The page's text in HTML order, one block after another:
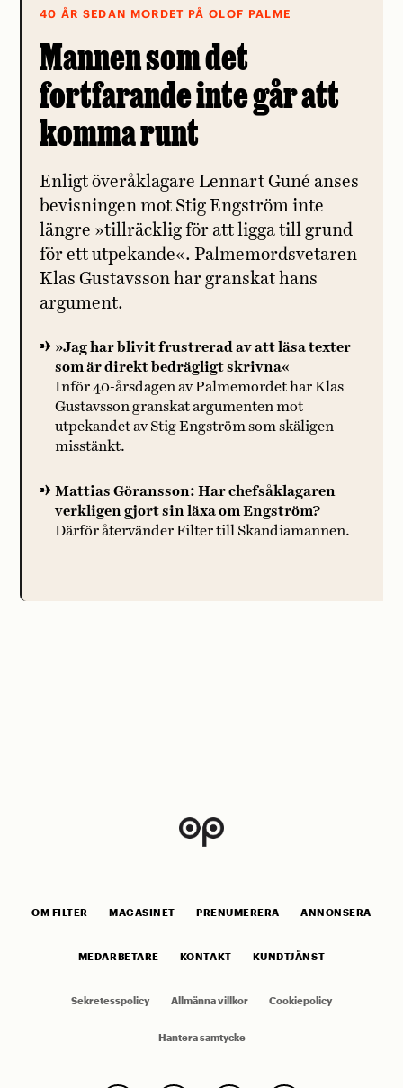
40 ÅR SEDAN MORDET PÅ OLOF PALME
Mannen som det
fortfarande inte går att
komma runt
Enligt överåklagare Lennart Guné anses
bevisningen mot Stig Engström inte
längre »tillräcklig för att ligga till grund
för ett utpekande«. Palmemordsvetaren
Klas Gustavsson har granskat hans
argument.
»Jag har blivit frustrerad av att läsa texter
som är direkt bedrägligt skrivna«
Inför 40-årsdagen av Palmemordet har Klas
Gustavsson granskat argumenten mot
utpekandet av Stig Engström som skäligen
misstänkt.
Mattias Göransson: Har chefsåklagaren
verkligen gjort sin läxa om Engström?
Därför återvänder Filter till Skandiamannen.
OM FILTER MAGASINET PRENUMERERA ANNONSERA
MEDARBETARE KONTAKT KUNDTJÄNST
Sekretesspolicy Allmänna villkor Cookiepolicy
Hantera samtycke